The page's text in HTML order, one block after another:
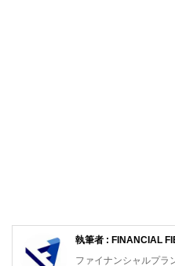
執筆者 : FINANCIAL
ファイナンシャルプラ